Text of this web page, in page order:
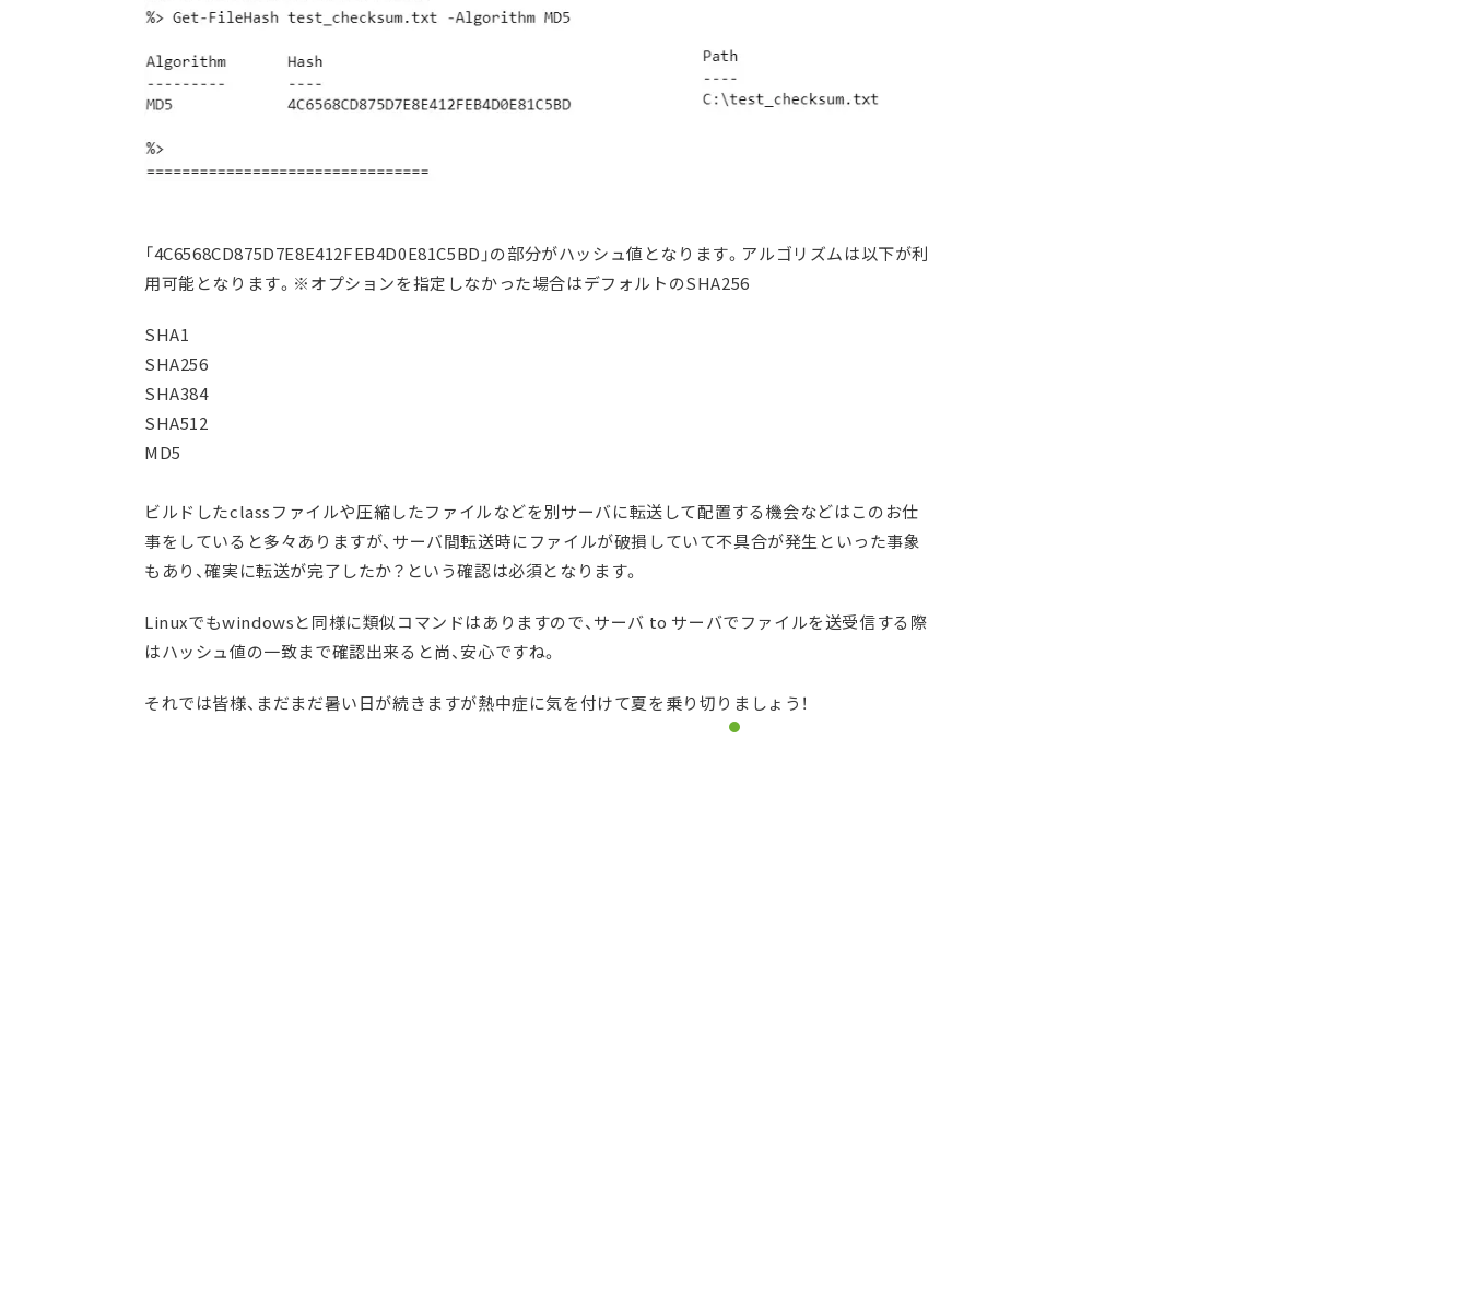
「4C6568CD875D7E8E412FEB4D0E81C5BD」の部分がハッシュ値となります。アルゴリズムは以下が利
用可能となります。※オプションを指定しなかった場合はデフォルトのSHA256
SHA1
SHA256
SHA384
SHA512
MD5
ビルドしたclassファイルや圧縮したファイルなどを別サーバに転送して配置する機会などはこのお仕
事をしていると多々ありますが、サーバ間転送時にファイルが破損していて不具合が発生といった事象
もあり、確実に転送が完了したか？という確認は必須となります。
Linuxでもwindowsと同様に類似コマンドはありますので、サーバ to サーバでファイルを送受信する際
はハッシュ値の一致まで確認出来ると尚、安心ですね。
それでは皆様、まだまだ暑い日が続きますが熱中症に気を付けて夏を乗り切りましょう！